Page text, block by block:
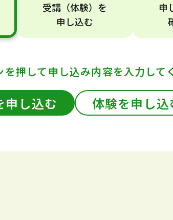
受講 （体験） を
申し込む
申
を押して申し込み内容を入力して
申し込む 体験を申し込